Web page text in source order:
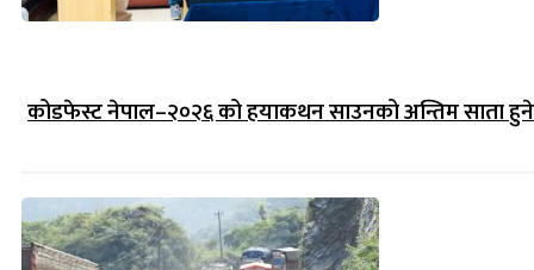
कोडफेस्ट नेपाल–२०२६ को हयाकथन साउनको अन्तिम साता हुने